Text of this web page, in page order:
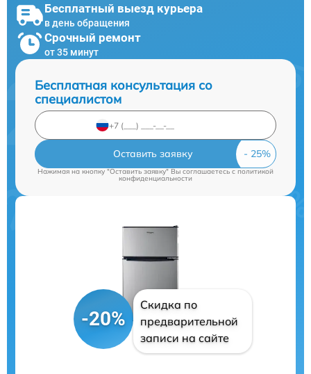
Бесплатный выезд курьера
в день обращения
Срочный ремонт
от 35 минут
Бесплатная консультация со
специалистом
Оставить заявку
Нажимая на кнопку "Оставить заявку" Вы соглашаетесь c политикой
конфиденциальности
-20%
Скидка по
предварительной
записи на сайте